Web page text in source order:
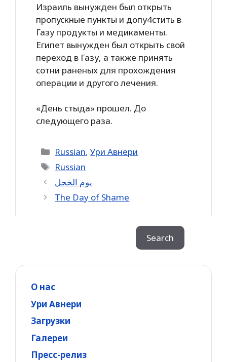
Израиль вынужден был открыть
пропускные пункты и допу4стить в
Газу продукты и медикаменты.
Египет вынужден был открыть свой
переход в Газу, а также принять
сотни раненых для прохождения
операции и другого лечения.
«День стыда» прошел. До
следующего раза.
Categories
Russian,Ури Авнери
Tags
Russian
يوم الخجل
The Day of Shame
Search
О нас
Ури Авнери
Загрузки
Галереи
Пресс-релиз